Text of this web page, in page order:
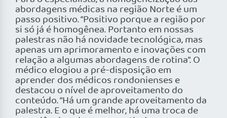
abordagens médicas na região Norte é um
passo positivo. “Positivo porque a região por
si só já é homogênea. Portanto em nossas
palestras não há novidade tecnológica, mas
apenas um aprimoramento e inovações com
relação a algumas abordagens de rotina”. O
médico elogiou a pré-disposição em
aprender dos médicos rondonienses e
destacou o nível de aproveitamento do
conteúdo. “Há um grande aproveitamento da
palestra. E o que é melhor, há uma troca de